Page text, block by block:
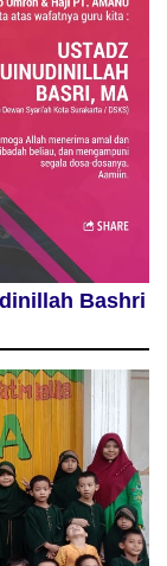
Bashri